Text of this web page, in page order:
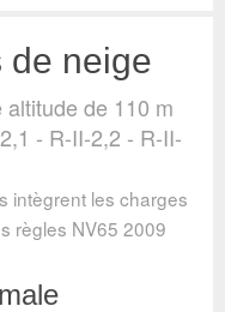
de neige
de 110 m
- R-II-2,2 - R-II-
intègrent les charges
règles NV65 2009